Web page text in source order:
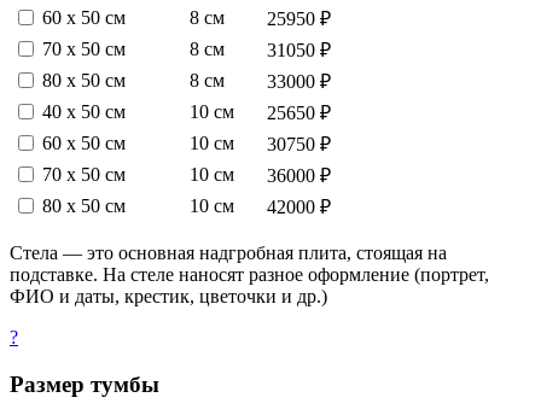
60 х 50 см
8 см
25950 ₽
70 х 50 см
8 см
31050 ₽
80 х 50 см
8 см
33000 ₽
40 х 50 см
10 см
25650 ₽
60 х 50 см
10 см
30750 ₽
70 х 50 см
10 см
36000 ₽
80 х 50 см
10 см 42000 ₽
Стела — это основная надгробная плита, стоящая на
подставке. На стеле наносят разное оформление (портрет,
ФИО и даты, крестик, цветочки и др.)
?
Размер тумбы